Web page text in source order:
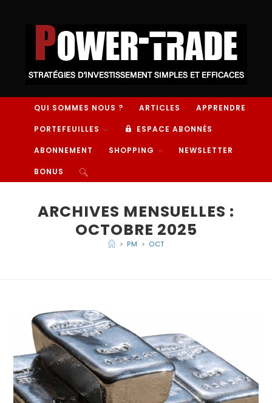
QUI SOMMES NOUS ? ARTICLES APPRENDRE
PORTEFEUILLES ESPACE ABONNÉS
ABONNEMENT SHOPPING NEWSLETTER
BONUS
ARCHIVES MENSUELLES :
OCTOBRE 2025
> PM > OCT